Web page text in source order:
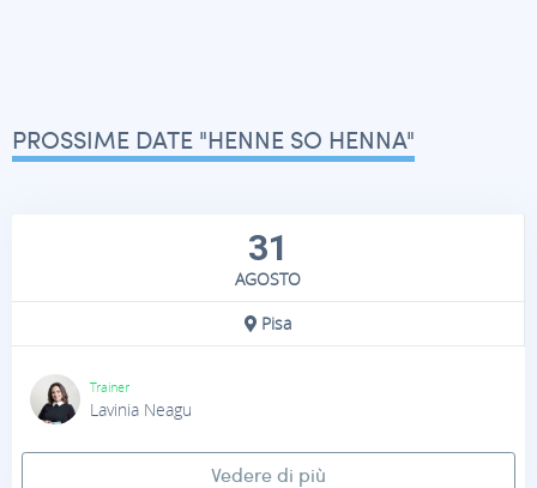
PROSSIME DATE "HENNE SO HENNA"
31
AGOSTO
Pisa
Trainer
Lavinia Neagu
Vedere di più